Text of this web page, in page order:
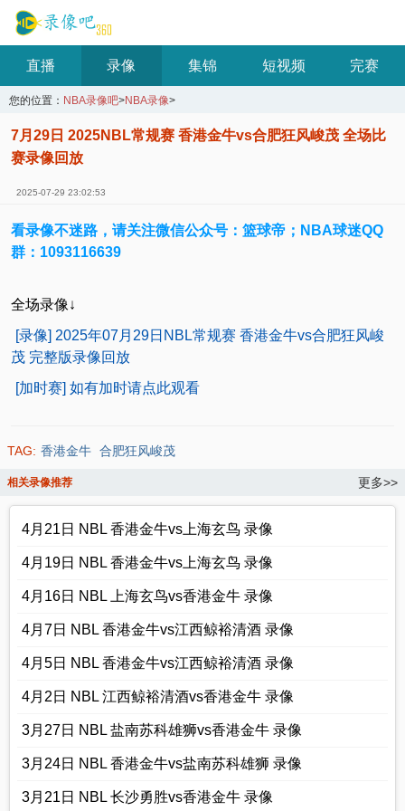
直播 录像 集锦 短视频 完赛
您的位置： NBA录像吧>NBA录像>
7月29日 2025NBL常规赛 香港金牛vs合肥狂风峻茂 全场比
赛录像回放
2025-07-29 23:02:53
看录像不迷路，请关注微信公众号：篮球帝；NBA球迷QQ
群：1093116639
全场录像↓
[录像] 2025年07月29日NBL常规赛 香港金牛vs合肥狂风峻
茂 完整版录像回放
[加时赛] 如有加时请点此观看
TAG: 香港金牛 合肥狂风峻茂
相关录像推荐 更多>>
4月21日 NBL 香港金牛vs上海玄鸟 录像
4月19日 NBL 香港金牛vs上海玄鸟 录像
4月16日 NBL 上海玄鸟vs香港金牛 录像
4月7日 NBL 香港金牛vs江西鲸裕清酒 录像
4月5日 NBL 香港金牛vs江西鲸裕清酒 录像
4月2日 NBL 江西鲸裕清酒vs香港金牛 录像
3月27日 NBL 盐南苏科雄狮vs香港金牛 录像
3月24日 NBL 香港金牛vs盐南苏科雄狮 录像
3月21日 NBL 长沙勇胜vs香港金牛 录像